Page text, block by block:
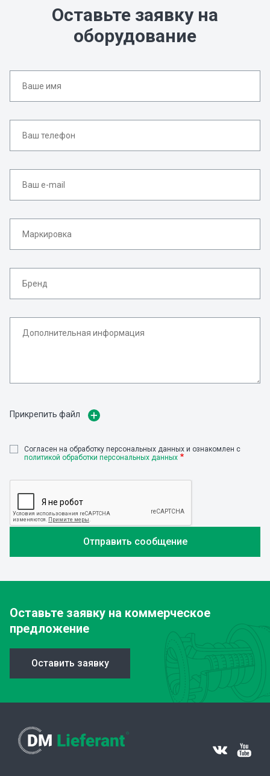
Оставьте заявку на
оборудование
Прикрепить файл
Cогласен на обработку персональных данных и ознакомлен с
политикой обработки персональных данных
Оставьте заявку на коммерческое
предложение
Оставить заявку